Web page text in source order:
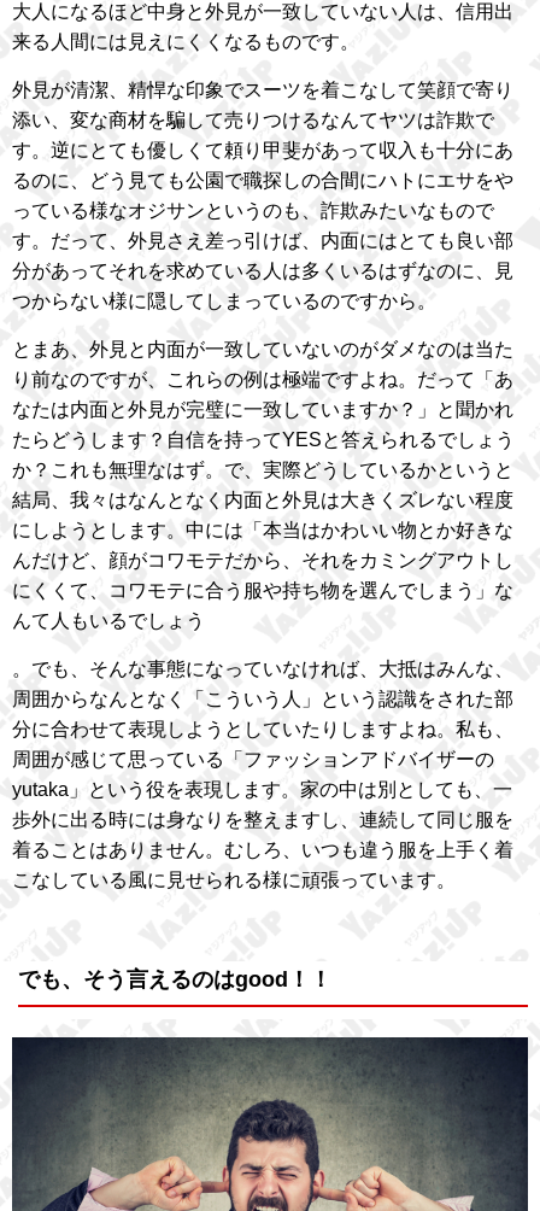
大人になるほど中身と外見が一致していない人は、信用出
来る人間には見えにくくなるものです。
外見が清潔、精悍な印象でスーツを着こなして笑顔で寄り
添い、変な商材を騙して売りつけるなんてヤツは詐欺で
す。逆にとても優しくて頼り甲斐があって収入も十分にあ
るのに、どう見ても公園で職探しの合間にハトにエサをや
っている様なオジサンというのも、詐欺みたいなもので
す。だって、外見さえ差っ引けば、内面にはとても良い部
分があってそれを求めている人は多くいるはずなのに、見
つからない様に隠してしまっているのですから。
とまあ、外見と内面が一致していないのがダメなのは当た
り前なのですが、これらの例は極端ですよね。だって「あ
なたは内面と外見が完璧に一致していますか？」と聞かれ
たらどうします？自信を持ってYESと答えられるでしょう
か？これも無理なはず。で、実際どうしているかというと
結局、我々はなんとなく内面と外見は大きくズレない程度
にしようとします。中には「本当はかわいい物とか好きな
んだけど、顔がコワモテだから、それをカミングアウトし
にくくて、コワモテに合う服や持ち物を選んでしまう」な
んて人もいるでしょう
。でも、そんな事態になっていなければ、大抵はみんな、
周囲からなんとなく「こういう人」という認識をされた部
分に合わせて表現しようとしていたりしますよね。私も、
周囲が感じて思っている「ファッションアドバイザーの
yutaka」という役を表現します。家の中は別としても、一
歩外に出る時には身なりを整えますし、連続して同じ服を
着ることはありません。むしろ、いつも違う服を上手く着
こなしている風に見せられる様に頑張っています。
でも、そう言えるのはgood！！